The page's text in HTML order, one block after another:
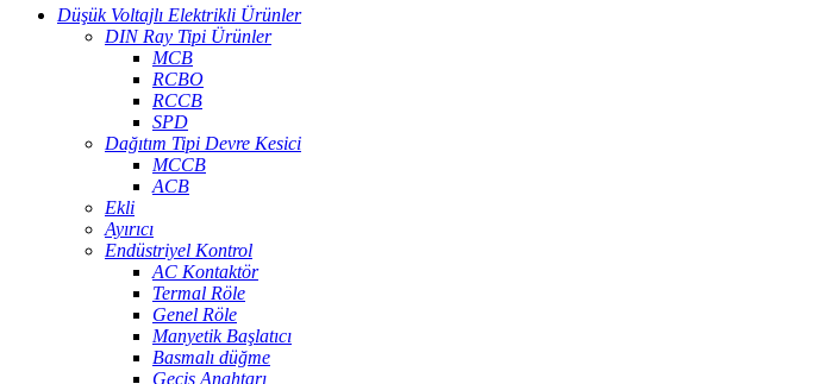
Düşük Voltajlı Elektrikli Ürünler
DIN Ray Tipi Ürünler
MCB
RCBO
RCCB
SPD
Dağıtım Tipi Devre Kesici
MCCB
ACB
Ekli
Ayırıcı
Endüstriyel Kontrol
AC Kontaktör
Termal Röle
Genel Röle
Manyetik Başlatıcı
Basmalı düğme
Geçiş Anahtarı